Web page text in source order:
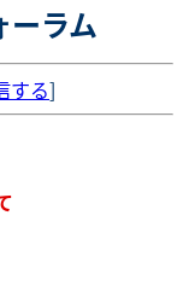
ーラム
する]